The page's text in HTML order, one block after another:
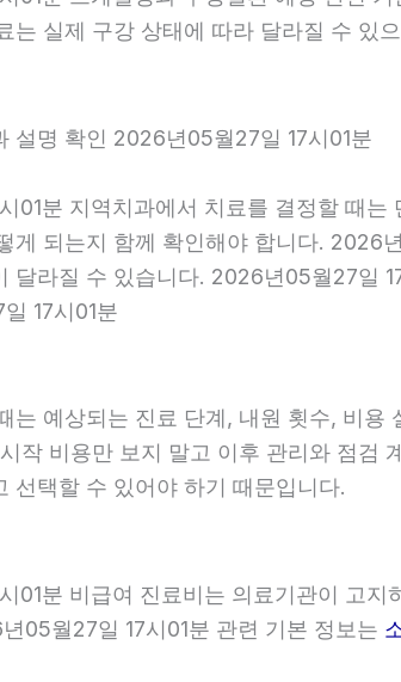
는 실제 구강 상태에 따라 달라질 수 있
설명 확인 2026년05월27일 17시01분
01분 지역치과에서 치료를 결정할 때
게 되는지 함께 확인해야 합니다. 2026
달라질 수 있습니다. 2026년05월27일
17시01분
는 예상되는 진료 단계, 내원 횟수, 비
작 비용만 보지 말고 이후 관리와 점검
선택할 수 있어야 하기 때문입니다.
01분 비급여 진료비는 의료기관이 고
05월27일 17시01분 관련 기본 정보는